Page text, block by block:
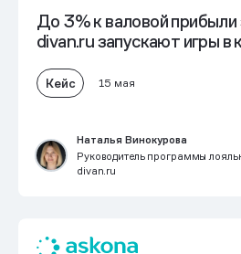
До 3% к валовой прибыли
divan.ru запускают игры в
Кейс 15 мая
Наталья Винокурова
Руководитель программы
divan.ru